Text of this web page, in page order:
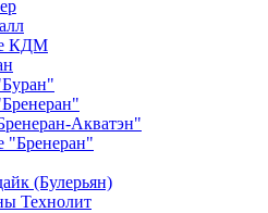
КДМ
Акватэн"
"Бренеран"
(Булерьян)
Технолит